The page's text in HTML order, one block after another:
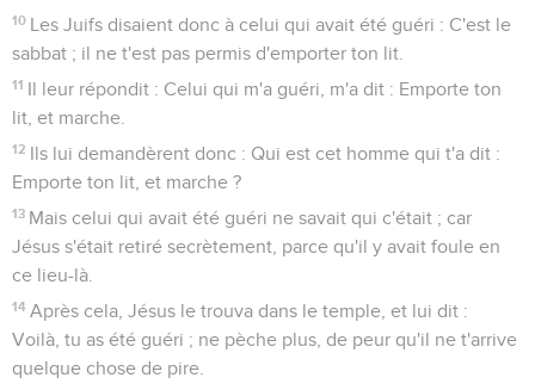
10 Les Juifs disaient donc à celui qui avait été guéri : C'est le
sabbat ; il ne t'est pas permis d'emporter ton lit.
11 Il leur répondit : Celui qui m'a guéri, m'a dit : Emporte ton
lit, et marche.
12 Ils lui demandèrent donc : Qui est cet homme qui t'a dit :
Emporte ton lit, et marche ?
13 Mais celui qui avait été guéri ne savait qui c'était ; car
Jésus s'était retiré secrètement, parce qu'il y avait foule en
ce lieu-là.
14 Après cela, Jésus le trouva dans le temple, et lui dit :
Voilà, tu as été guéri ; ne pèche plus, de peur qu'il ne t'arrive
quelque chose de pire.